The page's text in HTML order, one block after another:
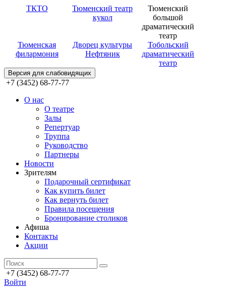
ТКТО
Тюменский театр
кукол
Тюменский
большой
драматический
театр
Тюменская
филармония
Дворец культуры
Нефтяник
Тобольский
драматический
театр
Версия для слабовидящих
+7 (3452) 68-77-77
О нас
О театре
Залы
Репертуар
Труппа
Руководство
Партнеры
Новости
Зрителям
Подарочный сертификат
Как купить билет
Как вернуть билет
Правила посещения
Бронирование столиков
Афиша
Контакты
Акции
+7 (3452) 68-77-77
Войти